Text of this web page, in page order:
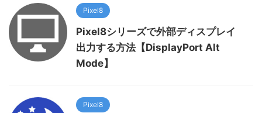
Pixel8
Pixel8シリーズで外部ディスプレイ
出力する方法【DisplayPort Alt
Mode】
Pixel8